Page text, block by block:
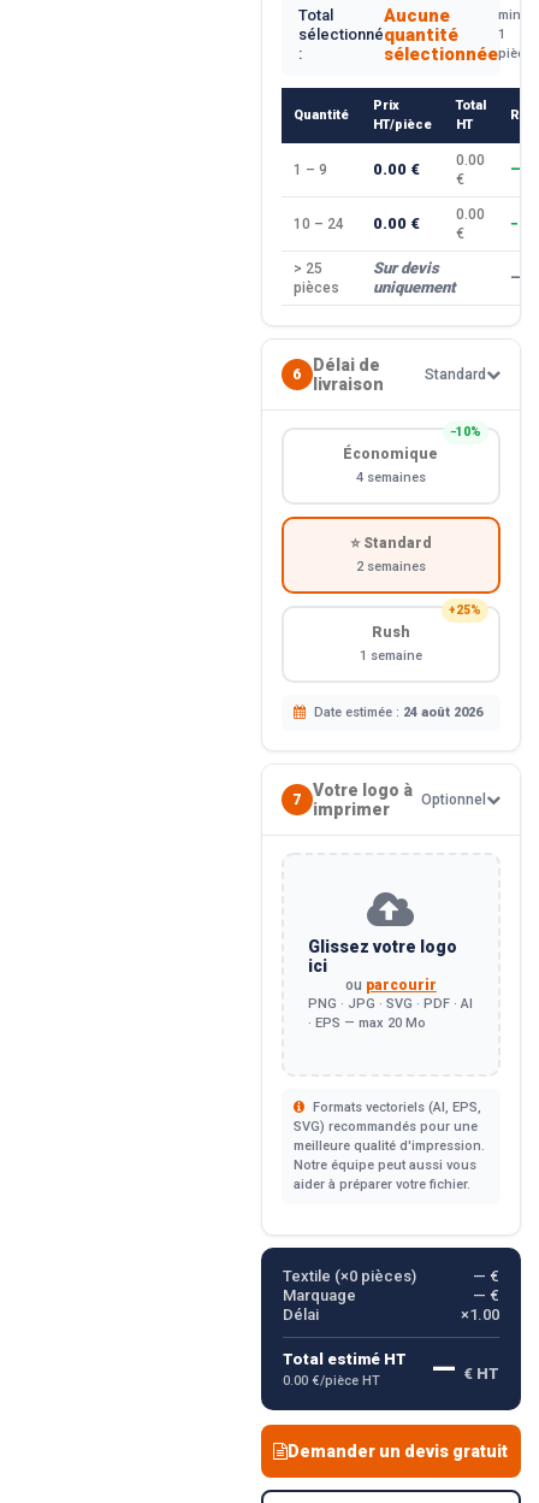
Total
sélectionné
:
Aucune
quantité
sélectionnée
min.
1
pièce
Quantité
Prix
HT/pièce
Total
HT
1 – 9 0.00 €
0.00
€
—
10 – 24 0.00 €
0.00
€
> 25
pièces
Sur devis
uniquement
—
6
Délai de
livraison
Standard
−10%
Économique
4 semaines
⭐ Standard
2 semaines
+25%
Rush
1 semaine
Date estimée : 24 août 2026
7
Votre logo à
imprimer
Optionnel
Glissez votre logo
ici
ou parcourir
PNG · JPG · SVG · PDF · AI
· EPS — max 20 Mo
Formats vectoriels (AI, EPS,
SVG) recommandés pour une
meilleure qualité d'impression.
Notre équipe peut aussi vous
aider à préparer votre fichier.
Textile (×0pièces)
— €
Marquage
— €
Délai
×1.00
Total estimé HT
0.00 €/pièce HT — € HT
Demander un devis gratuit